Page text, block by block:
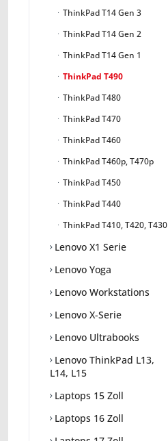
ThinkPad T14 Gen 3
ThinkPad T14 Gen 2
ThinkPad T14 Gen 1
ThinkPad T490
ThinkPad T480
ThinkPad T470
ThinkPad T460
ThinkPad T460p, T470p
ThinkPad T450
ThinkPad T440
ThinkPad T410, T420, T430
Lenovo X1 Serie
Lenovo Yoga
Lenovo Workstations
Lenovo X-Serie
Lenovo Ultrabooks
Lenovo ThinkPad L13,
L14, L15
Laptops 15 Zoll
Laptops 16 Zoll